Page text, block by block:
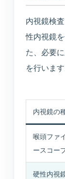
内視鏡検
性内視鏡
た、必要
を行います
内視鏡の
喉頭ファ
ースコー
硬性内視